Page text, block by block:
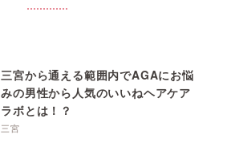
三宮から通える範囲内でAGAにお悩
みの男性から人気のいいねヘアケア
ラボとは！？
三宮